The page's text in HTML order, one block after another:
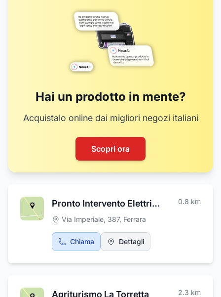
Hai un prodotto in mente?
Acquistalo online dai migliori negozi italiani
Scopri ora
Pronto Intervento Elettrico 24h - Elettricista Ferrara 0.8 km
Via Imperiale, 387, Ferrara
Chiama Dettagli
Agriturismo La Torretta 2.3 km